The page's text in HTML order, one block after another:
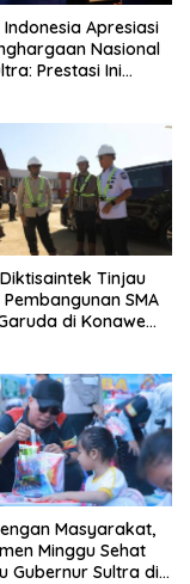
Indonesia Apresiasi
Nasional
Prestasi Ini
Tinjau
SMA
di Konawe
Masyarakat,
Minggu Sehat
Gubernur Sultra di